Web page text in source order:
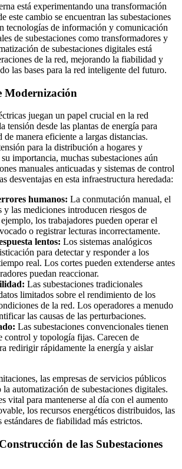
está experimentando una transformación
este cambio se encuentran las subestaciones
tecnologías de información y comunicación
de subestaciones como transformadores y
de subestaciones digitales está
de la red, mejorando la fiabilidad y
las bases para la red inteligente del futuro.
Modernización
juegan un papel crucial en la red
tensión desde las plantas de energía para
manera eficiente a largas distancias.
para la distribución a hogares y
importancia, muchas subestaciones aún
manuales anticuadas y sistemas de control
desventajas en esta infraestructura heredada:
humanos: La conmutación manual, el
y las mediciones introducen riesgos de
los trabajadores pueden operar el
o registrar lecturas incorrectamente.
lentos: Los sistemas analógicos
para detectar y responder a los
real. Los cortes pueden extenderse antes
puedan reaccionar.
Las subestaciones tradicionales
limitados sobre el rendimiento de los
de la red. Los operadores a menudo
las causas de las perturbaciones.
Las subestaciones convencionales tienen
control y topología fijas. Carecen de
redirigir rápidamente la energía y aislar
las empresas de servicios públicos
automatización de subestaciones digitales.
vital para mantenerse al día con el aumento
los recursos energéticos distribuidos, las
de fiabilidad más estrictos.
de las Subestaciones